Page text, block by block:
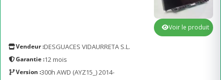
Vendeur :DESGUACES VIDAURRETA S.L.
Garantie :12 mois
Version :300h AWD (AYZ15_) 2014-
Voir le produit